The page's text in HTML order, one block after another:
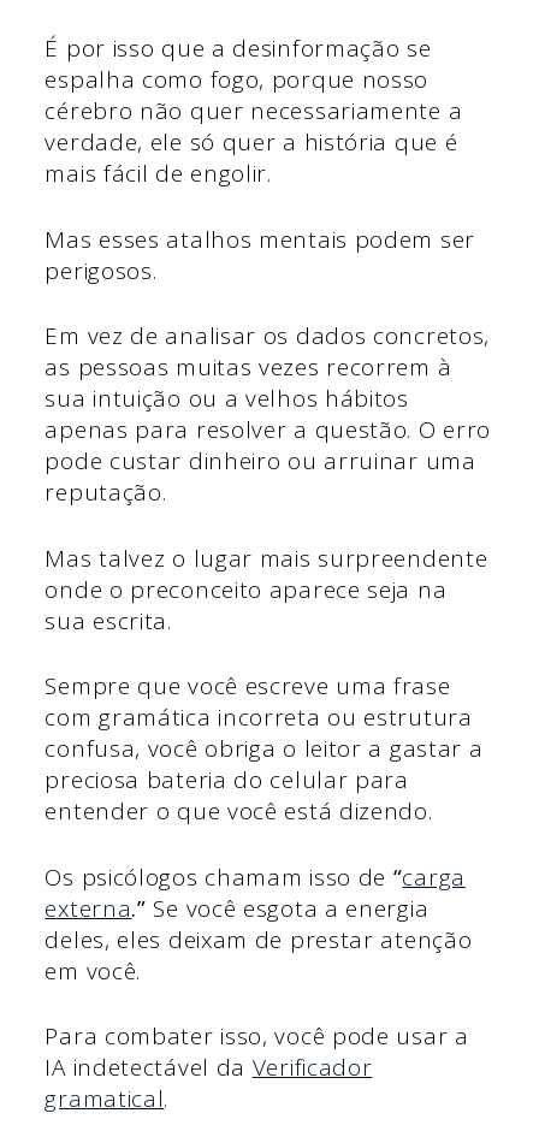
É por isso que a desinformação se
espalha como fogo, porque nosso
cérebro não quer necessariamente a
verdade, ele só quer a história que é
mais fácil de engolir.
Mas esses atalhos mentais podem ser
perigosos.
Em vez de analisar os dados concretos,
as pessoas muitas vezes recorrem à
sua intuição ou a velhos hábitos
apenas para resolver a questão. O erro
pode custar dinheiro ou arruinar uma
reputação.
Mas talvez o lugar mais surpreendente
onde o preconceito aparece seja na
sua escrita.
Sempre que você escreve uma frase
com gramática incorreta ou estrutura
confusa, você obriga o leitor a gastar a
preciosa bateria do celular para
entender o que você está dizendo.
Os psicólogos chamam isso de “carga
externa.” Se você esgota a energia
deles, eles deixam de prestar atenção
em você.
Para combater isso, você pode usar a
IA indetectável da Verificador
gramatical.